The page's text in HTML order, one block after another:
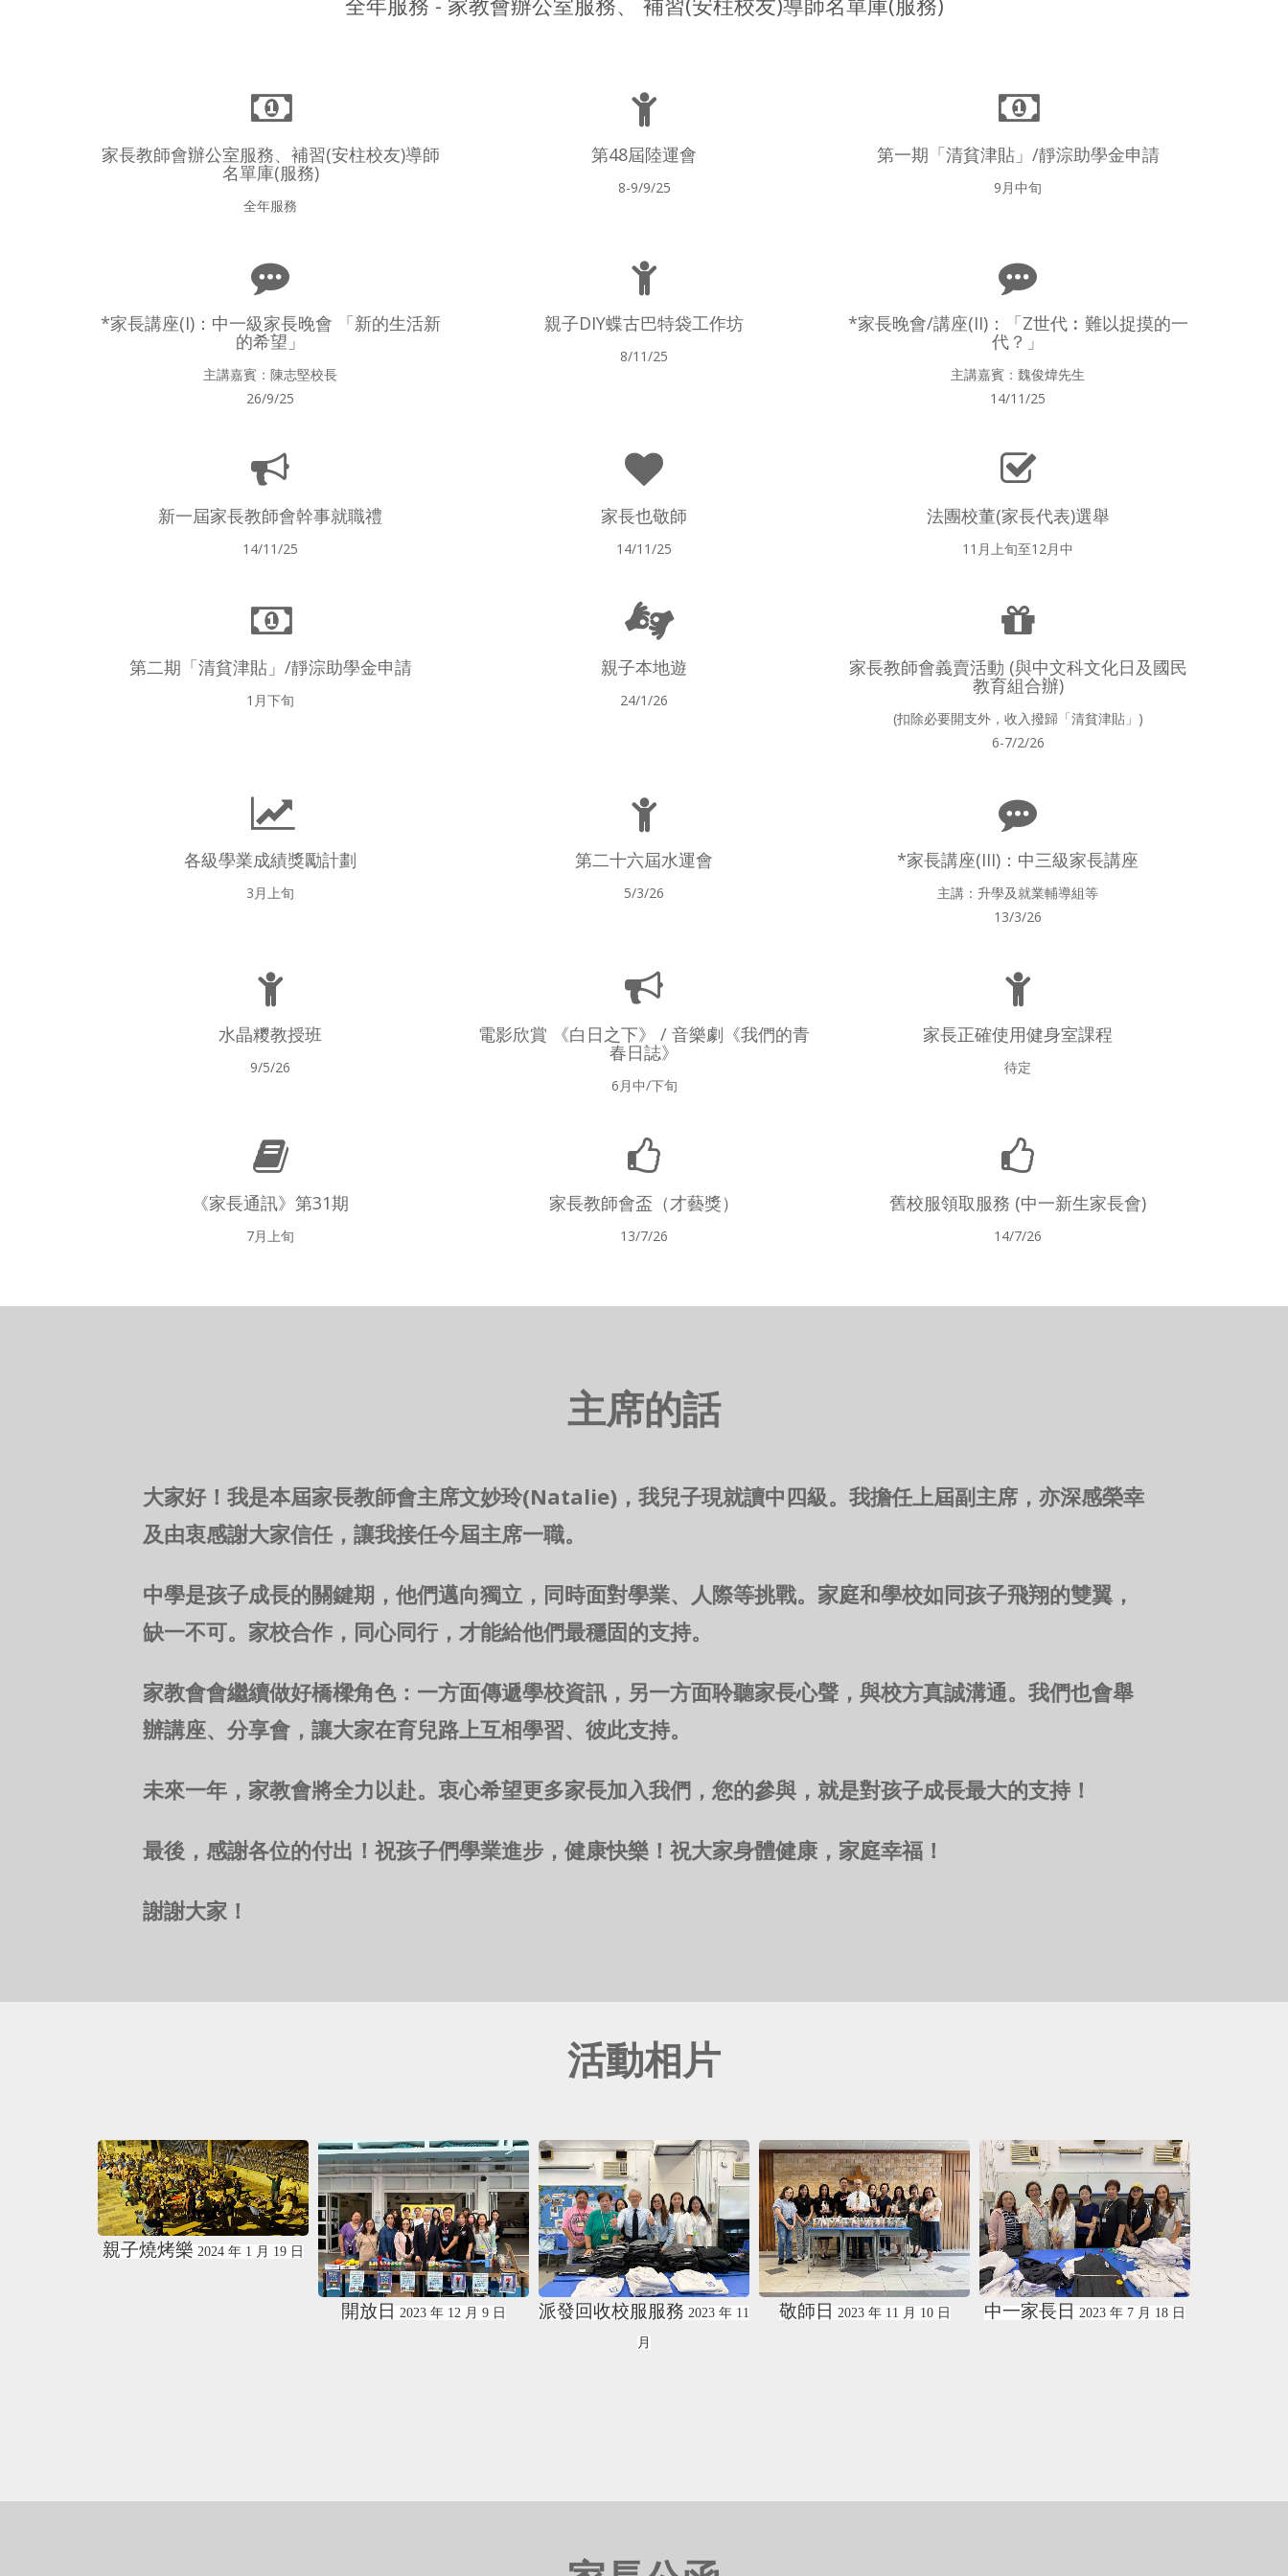
家長教師會辦公室服務、補習(安柱校友)導師
名單庫(服務)
全年服務
第48屆陸運會
8-9/9/25
第一期「清貧津貼」/靜淙助學金申請
9月中旬
*家長講座(I)：中一級家長晚會 「新的生活新
的希望」
主講嘉賓：陳志堅校長
26/9/25
親子DIY蝶古巴特袋工作坊
8/11/25
*家長晚會/講座(II)：「Z世代︰難以捉摸的一
代？」
主講嘉賓：魏俊煒先生
14/11/25
新一屆家長教師會幹事就職禮
14/11/25
家長也敬師
14/11/25
法團校董(家長代表)選舉
11月上旬至12月中
第二期「清貧津貼」/靜淙助學金申請
1月下旬
親子本地遊
24/1/26
家長教師會義賣活動 (與中文科文化日及國民
教育組合辦)
(扣除必要開支外，收入撥歸「清貧津貼」)
6-7/2/26
各級學業成績獎勵計劃
3月上旬
第二十六屆水運會
5/3/26
*家長講座(III)：中三級家長講座
主講：升學及就業輔導組等
13/3/26
水晶糭教授班
9/5/26
電影欣賞 《白日之下》 / 音樂劇《我們的青
春日誌》
6月中/下旬
家長正確使用健身室課程
待定
《家長通訊》第31期
7月上旬
家長教師會盃（才藝獎）
13/7/26
舊校服領取服務 (中一新生家長會)
14/7/26
主席的話
大家好！我是本屆家長教師會主席文妙玲(Natalie)，我兒子現就讀中四級。我擔任上屆副主席，亦深感榮幸
及由衷感謝大家信任，讓我接任今屆主席一職。
中學是孩子成長的關鍵期，他們邁向獨立，同時面對學業、人際等挑戰。家庭和學校如同孩子飛翔的雙翼，
缺一不可。家校合作，同心同行，才能給他們最穩固的支持。
家教會會繼續做好橋樑角色：一方面傳遞學校資訊，另一方面聆聽家長心聲，與校方真誠溝通。我們也會舉
辦講座、分享會，讓大家在育兒路上互相學習、彼此支持。
未來一年，家教會將全力以赴。衷心希望更多家長加入我們，您的參與，就是對孩子成長最大的支持！
最後，感謝各位的付出！祝孩子們學業進步，健康快樂！祝大家身體健康，家庭幸福！
謝謝大家！
活動相片
派發回收校服服務 2023 年 敬師日 2023 年 11 月 10 日 中一家長日 2023 年 7 月 18 親子日營 2022 年 8 月 日